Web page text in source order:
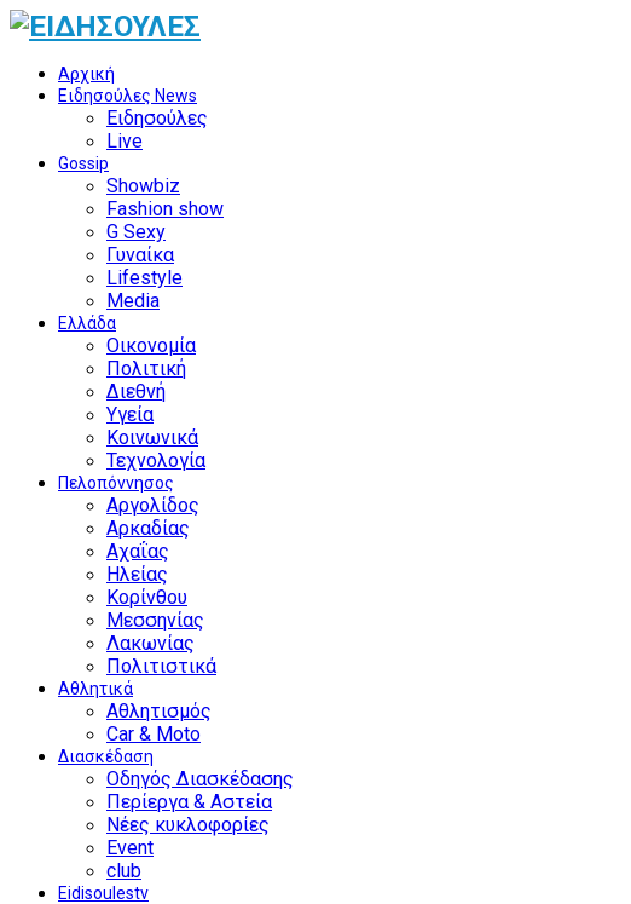
Αρχική
Ειδησούλες News
Ειδησούλες
Live
Gossip
Showbiz
Fashion show
G Sexy
Γυναίκα
Lifestyle
Media
Ελλάδα
Οικονομία
Πολιτική
Διεθνή
Υγεία
Κοινωνικά
Τεχνολογία
Πελοπόννησος
Αργολίδος
Αρκαδίας
Αχαΐας
Ηλείας
Κορίνθου
Μεσσηνίας
Λακωνίας
Πολιτιστικά
Αθλητικά
Αθλητισμός
Car & Moto
Διασκέδαση
Οδηγός Διασκέδασης
Περίεργα & Αστεία
Νέες κυκλοφορίες
Event
club
Eidisoulestv